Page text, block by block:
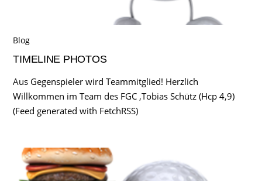
Blog
TIMELINE PHOTOS
Aus Gegenspieler wird Teammitglied! Herzlich
Willkommen im Team des FGC ,Tobias Schütz (Hcp 4,9)
(Feed generated with FetchRSS)